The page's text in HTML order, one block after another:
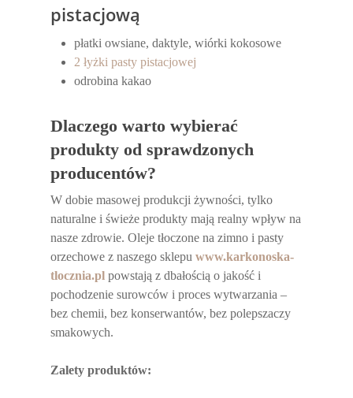
pistacjową
płatki owsiane, daktyle, wiórki kokosowe
2 łyżki pasty pistacjowej
odrobina kakao
Dlaczego warto wybierać
produkty od sprawdzonych
producentów?
W dobie masowej produkcji żywności, tylko
naturalne i świeże produkty mają realny wpływ na
nasze zdrowie. Oleje tłoczone na zimno i pasty
orzechowe z naszego sklepuwww.karkonoska-
tlocznia.pl powstają z dbałością o jakość i
pochodzenie surowców i proces wytwarzania –
bez chemii, bez konserwantów, bez polepszaczy
smakowych.
Zalety produktów: